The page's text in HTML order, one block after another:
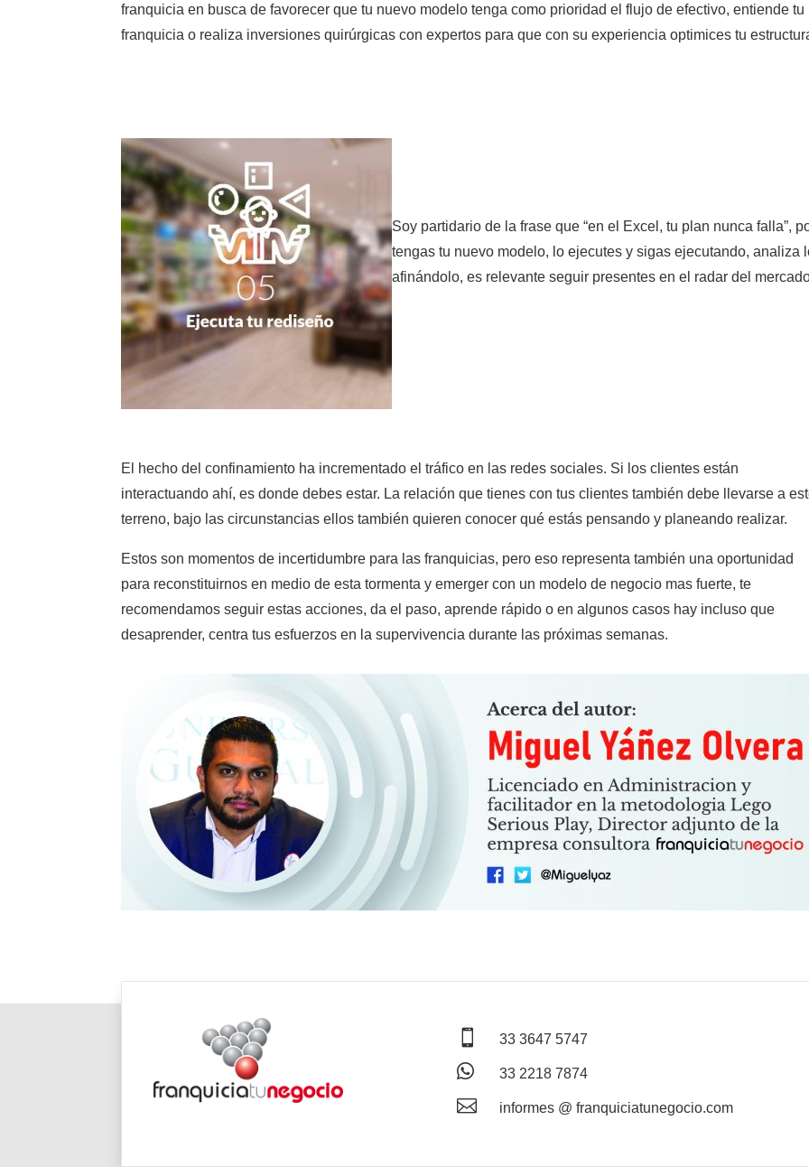
franquicia en busca de favorecer que tu nuevo modelo tenga como prioridad el flujo de efectivo, entiende tu
franquicia o realiza inversiones quirúrgicas con expertos para que con su experiencia optimices tu
Soy partidario de la frase que “en el Excel, tu plan nunca falla”,
tengas tu nuevo modelo, lo ejecutes y sigas ejecutando, analiza
afinándolo, es relevante seguir presentes en el radar del
El hecho del confinamiento ha incrementado el tráfico en las redes sociales. Si los clientes están
interactuando ahí, es donde debes estar. La relación que tienes con tus clientes también debe llevarse a
terreno, bajo las circunstancias ellos también quieren conocer qué estás pensando y planeando realizar.
Estos son momentos de incertidumbre para las franquicias, pero eso representa también una oportunidad
para reconstituirnos en medio de esta tormenta y emerger con un modelo de negocio mas fuerte, te
recomendamos seguir estas acciones, da el paso, aprende rápido o en algunos casos hay incluso que
desaprender, centra tus esfuerzos en la supervivencia durante las próximas semanas.
 33 3647 5747
 33 2218 7874
 informes @ franquiciatunegocio.com